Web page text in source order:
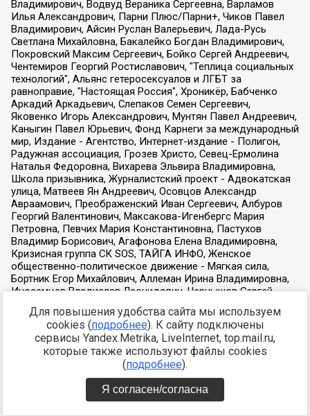
Для повышения удобства сайта мы используем
cookies (подробнее). К сайту подключены
сервисы Yandex.Metrika, LiveInternet, top.mail.ru,
которые также используют файлы cookies
(подробнее).
Я согласен/согласна